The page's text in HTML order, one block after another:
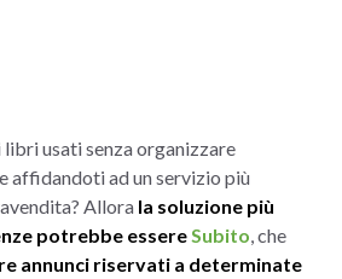
usati senza organizzare
affidandoti ad un servizio più
Allora la soluzione più
potrebbe essere Subito , che
annunci riservati a determinate